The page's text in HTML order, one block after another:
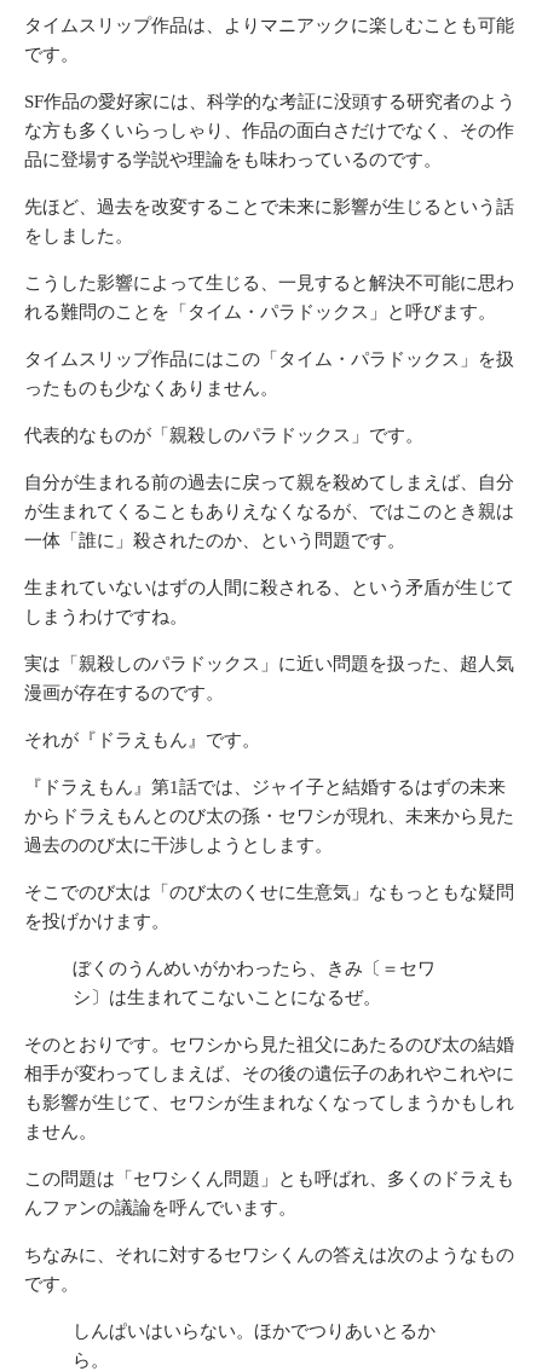
タイムスリップ作品は、よりマニアックに楽しむことも可能
です。
SF作品の愛好家には、科学的な考証に没頭する研究者のよう
な方も多くいらっしゃり、作品の面白さだけでなく、その作
品に登場する学説や理論をも味わっているのです。
先ほど、過去を改変することで未来に影響が生じるという話
をしました。
こうした影響によって生じる、一見すると解決不可能に思わ
れる難問のことを「タイム・パラドックス」と呼びます。
タイムスリップ作品にはこの「タイム・パラドックス」を扱
ったものも少なくありません。
代表的なものが「親殺しのパラドックス」です。
自分が生まれる前の過去に戻って親を殺めてしまえば、自分
が生まれてくることもありえなくなるが、ではこのとき親は
一体「誰に」殺されたのか、という問題です。
生まれていないはずの人間に殺される、という矛盾が生じて
しまうわけですね。
実は「親殺しのパラドックス」に近い問題を扱った、超人気
漫画が存在するのです。
それが『ドラえもん』です。
『ドラえもん』第1話では、ジャイ子と結婚するはずの未来
からドラえもんとのび太の孫・セワシが現れ、未来から見た
過去ののび太に干渉しようとします。
そこでのび太は「のび太のくせに生意気」なもっともな疑問
を投げかけます。
ぼくのうんめいがかわったら、きみ〔＝セワ
シ〕は生まれてこないことになるぜ。
そのとおりです。セワシから見た祖父にあたるのび太の結婚
相手が変わってしまえば、その後の遺伝子のあれやこれやに
も影響が生じて、セワシが生まれなくなってしまうかもしれ
ません。
この問題は「セワシくん問題」とも呼ばれ、多くのドラえも
んファンの議論を呼んでいます。
ちなみに、それに対するセワシくんの答えは次のようなもの
です。
しんぱいはいらない。ほかでつりあいとるか
ら。